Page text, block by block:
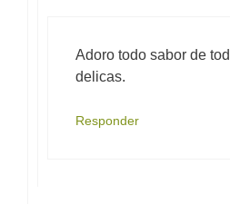
Adoro todo sabor de
delicas.
Responder